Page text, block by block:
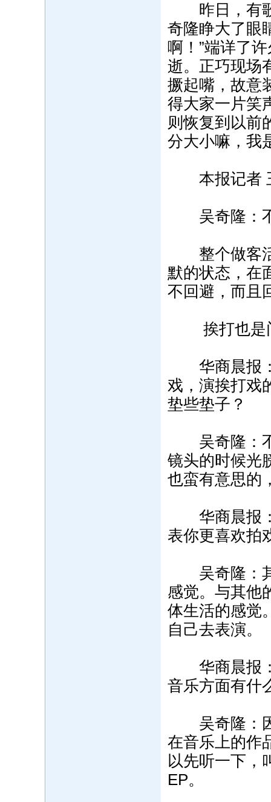
昨日，有歌
奇隆睁大了眼
啊！”端详了
逝。正巧现场
撅起嘴，故意
得大家一片笑
则恢复到以前
分大小嘛，我
本报记者
吴奇隆：不
整个做客活
默的状态，在
不回避，而且
挨打也是
华商晨报：
戏，演挨打戏
垫些垫子？
吴奇隆：不
镜头的时候光
也蛮有意思的
华商晨报：
表你更喜欢拍
吴奇隆：其
感觉。与其他
体生活的感觉
自己去表演。
华商晨报：
音乐方面有什
吴奇隆：因
在音乐上的作
以先听一下，
EP。